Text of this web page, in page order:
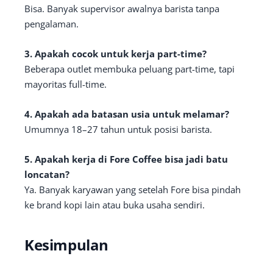
Bisa. Banyak supervisor awalnya barista tanpa
pengalaman.
3. Apakah cocok untuk kerja part-time?
Beberapa outlet membuka peluang part-time, tapi
mayoritas full-time.
4. Apakah ada batasan usia untuk melamar?
Umumnya 18–27 tahun untuk posisi barista.
5. Apakah kerja di Fore Coffee bisa jadi batu
loncatan?
Ya. Banyak karyawan yang setelah Fore bisa pindah
ke brand kopi lain atau buka usaha sendiri.
Kesimpulan